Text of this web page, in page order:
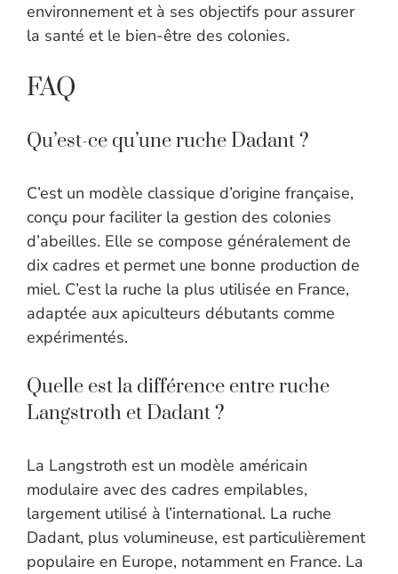
environnement et à ses objectifs pour assurer
la santé et le bien-être des colonies.
FAQ
Qu’est-ce qu’une ruche Dadant ?
C’est un modèle classique d’origine française,
conçu pour faciliter la gestion des colonies
d’abeilles. Elle se compose généralement de
dix cadres et permet une bonne production de
miel. C’est la ruche la plus utilisée en France,
adaptée aux apiculteurs débutants comme
expérimentés.
Quelle est la différence entre ruche
Langstroth et Dadant ?
La Langstroth est un modèle américain
modulaire avec des cadres empilables,
largement utilisé à l’international. La ruche
Dadant, plus volumineuse, est particulièrement
populaire en Europe, notamment en France. La